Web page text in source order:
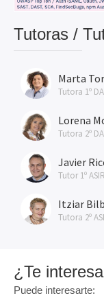
Tutoras /
Marta
Tutora 1º
Lorena
Tutora 2º
Javier
Tutor 1º ASIR
Itziar
Tutora 2º
¿Te
Puede interesarte: